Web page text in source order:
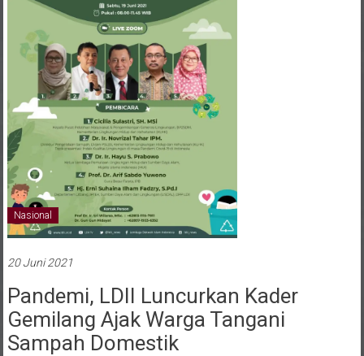
Nasional
20 Juni 2021
Pandemi, LDII Luncurkan Kader
Gemilang Ajak Warga Tangani
Sampah Domestik